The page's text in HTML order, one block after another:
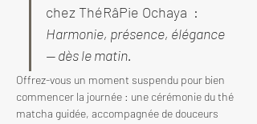
chez ThéRâPie Ochaya  :
Harmonie, présence, élégance
— dès le matin.
Offrez-vous un moment suspendu pour bien
commencer la journée : une cérémonie du thé
matcha guidée, accompagnée de douceurs